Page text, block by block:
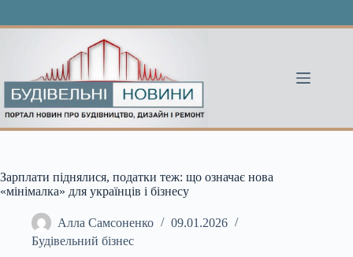
Зарплати піднялися, податки теж: що означає нова
«мінімалка» для українців і бізнесу
Алла Самсоненко
09.01.2026
Будівельний бізнес